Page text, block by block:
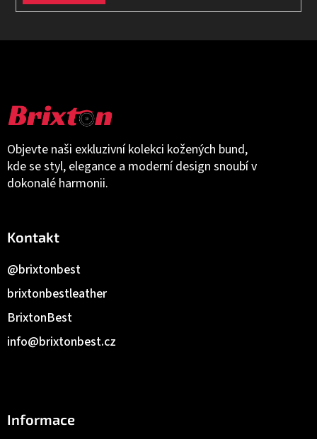
Objevte naši exkluzivní kolekci kožených bund,
kde se styl, elegance a moderní design snoubí v
dokonalé harmonii.
Kontakt
info@brixtonbest.cz
BrixtonBest
brixtonbestleather
@brixtonbest
Informace